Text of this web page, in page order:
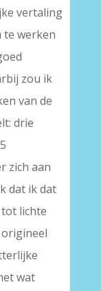
vertaling
te werken
zou ik
van de
drie
zich aan
dat ik dat
lichte
wat